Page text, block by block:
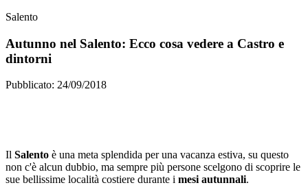
Salento
Autunno nel Salento: Ecco cosa vedere a Castro e
dintorni
Pubblicato: 24/09/2018
Il Salento è una meta splendida per una vacanza estiva, su questo
non c'è alcun dubbio, ma sempre più persone scelgono di scoprire le
sue bellissime località costiere durante i mesi autunnali.